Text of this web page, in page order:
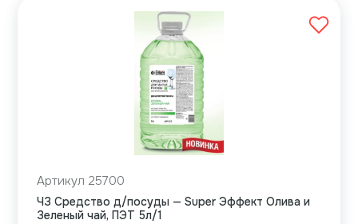
Артикул 25700
ЧЗ Средство д/посуды — Super Эффект Олива и
Зеленый чай, ПЭТ 5л/1